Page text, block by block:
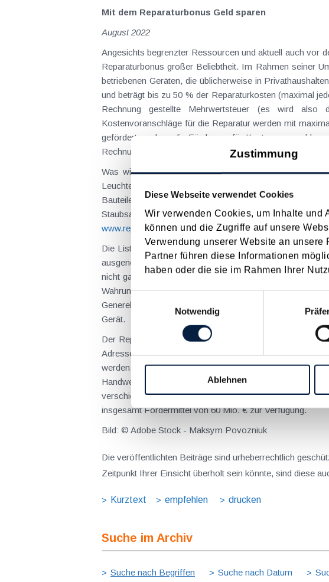
Zustimmung
Diese Webseite verwendet Cookies
Wir verwenden Cookies, um Inhalte und
können und die Zugriffe auf unsere
Verwendung unserer Website an
Partner führen diese Informationen
haben oder die sie im Rahmen Ihrer
Notwendig
Ablehnen
Mit dem Reparaturbonus Geld sparen
August 2022
Angesichts begrenzter Ressourcen und aktuell auch vor
Reparaturbonus großer Beliebtheit. Im Rahmen seiner
betriebenen Geräten, die üblicherweise in
und beträgt bis zu 50 % der Reparaturkosten (maximal
Rechnung gestellte Mehrwertsteuer (es wird also
Kostenvoranschläge für die Reparatur werden mit
gefördert, sodass die Förderung für Kostenvoranschlag
Rechnung unter Vorlage eines Bons für eine Reparatur
Was wird also alles gefördert? Klassische
Leuchte, Haarföhn, Fernsehgerät, Smartphone,
Bauteile von Elektro- und Elektronikgeräten fallen unter
Staubsaugers. Einen guten Überblick
www.reparaturbonus.at/fileadmin/user_upload/media/
Die Liste der nicht förderfähigen Geräte ist
ausgenommen sind Geräte, die zum Betrieb nicht
nicht ganz unverständlich - auch Waffen. Eine
Wahrung von Garantie- und
Generell ausgeschlossen von der Förderung ist der
Gerät.
Der Reparaturbon kann online unter
Adresse, E-Mail, Telefonnummer) erforderlich. Der
werden. Sie sollten daher vor Beauftragung der
Handwerker ein Partnerbetrieb ist. Bons können nach
verschiedene Gerätereparaturen) beantragt werden,
insgesamt Fördermittel von 60 Mio. € zur Verfügung.
Bild: © Adobe Stock - Maksym Povozniuk
Die veröffentlichten Beiträge sind urheberrechtlich
Zeitpunkt Ihrer Einsicht überholt sein könnte, sind diese
Kurztext empfehlen drucken
Suche im Archiv
Suche nach Begriffen Suche nach Datum